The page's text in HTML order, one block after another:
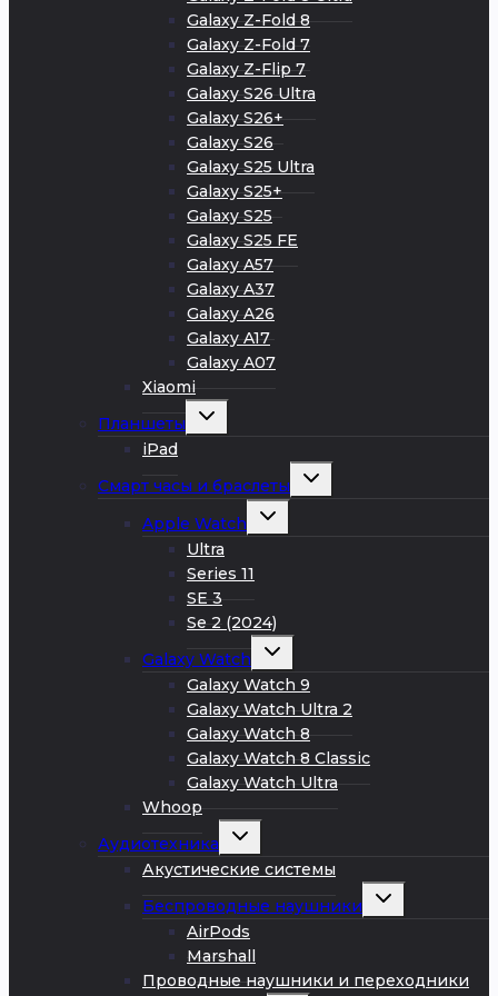
Galaxy Z-Fold 8
Galaxy Z-Fold 7
Galaxy Z-Flip 7
Galaxy S26 Ultra
Galaxy S26+
Galaxy S26
Galaxy S25 Ultra
Galaxy S25+
Galaxy S25
Galaxy S25 FE
Galaxy A57
Galaxy A37
Galaxy A26
Galaxy A17
Galaxy A07
Xiaomi
Планшеты
Развернуть
iPad
Смарт часы и браслеты
Развернуть
Apple Watch
Развернуть
Ultra
Series 11
SE 3
Se 2 (2024)
Galaxy Watch
Развернуть
меню
Galaxy Watch 9
Galaxy Watch Ultra 2
Galaxy Watch 8
Galaxy Watch 8 Classic
Galaxy Watch Ultra
Whoop
Аудиотехника
Развернуть
меню
Акустические системы
Беспроводные наушники
Развернуть
AirPods
Marshall
Проводные наушники и переходники